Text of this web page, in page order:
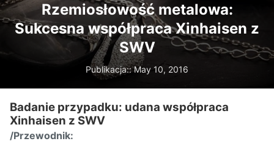
Rzemiosłowość metalowa:
Sukcesna współpraca Xinhaisen z
SWV
Publikacja:: May 10, 2016
Badanie przypadku: udana współpraca
Xinhaisen z SWV
/Przewodnik: